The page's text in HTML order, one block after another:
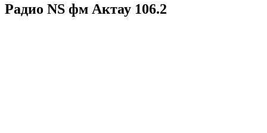
Радио NS фм Актау 106.2